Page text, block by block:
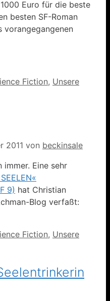
Euro für die beste
besten SF-Roman
vorangegangenen
Fiction, Unsere
2011 von beckinsale
immer. Eine sehr
9) hat Christian
Blog verfaßt:
Fiction, Unsere